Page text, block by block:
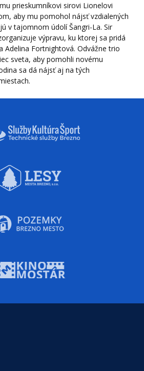
prieskumníkovi sirovi Lionelovi
aby mu pomohol nájsť vzdialených
v tajomnom údolí Šangri-La. Sir
výpravu, ku ktorej sa pridá
Adelina Fortnightová. Odvážne trio
sveta, aby pomohli novému
sa dá nájsť aj na tých